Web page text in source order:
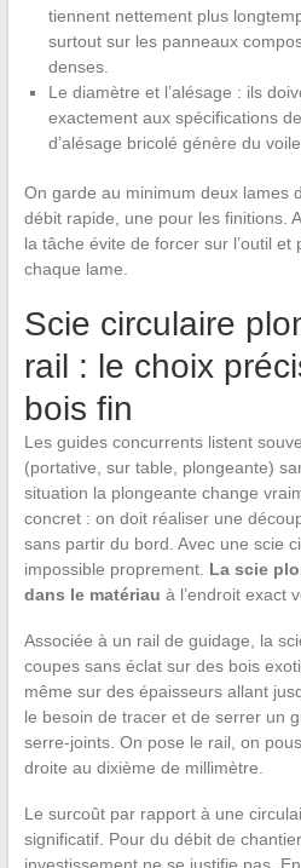
tiennent nettement plus
surtout sur les panneaux
denses.
Le diamètre et l’alésage : ils
exactement aux spécifications
d’alésage bricolé génère du
On garde au minimum deux lames
débit rapide, une pour les finitions.
la tâche évite de forcer sur l’outil
chaque lame.
Scie circulaire
rail : le choix
bois fin
Les guides concurrents listent
(portative, sur table, plongeante)
situation la plongeante change
concret : on doit réaliser une
sans partir du bord. Avec une scie
impossible proprement. La scie
dans le matériau à l’endroit exact
Associée à un rail de guidage, la
coupes sans éclat sur des bois
même sur des épaisseurs allant
le besoin de tracer et de serrer un
serre-joints. On pose le rail, on
droite au dixième de millimètre.
Le surcoût par rapport à une
significatif. Pour du débit de